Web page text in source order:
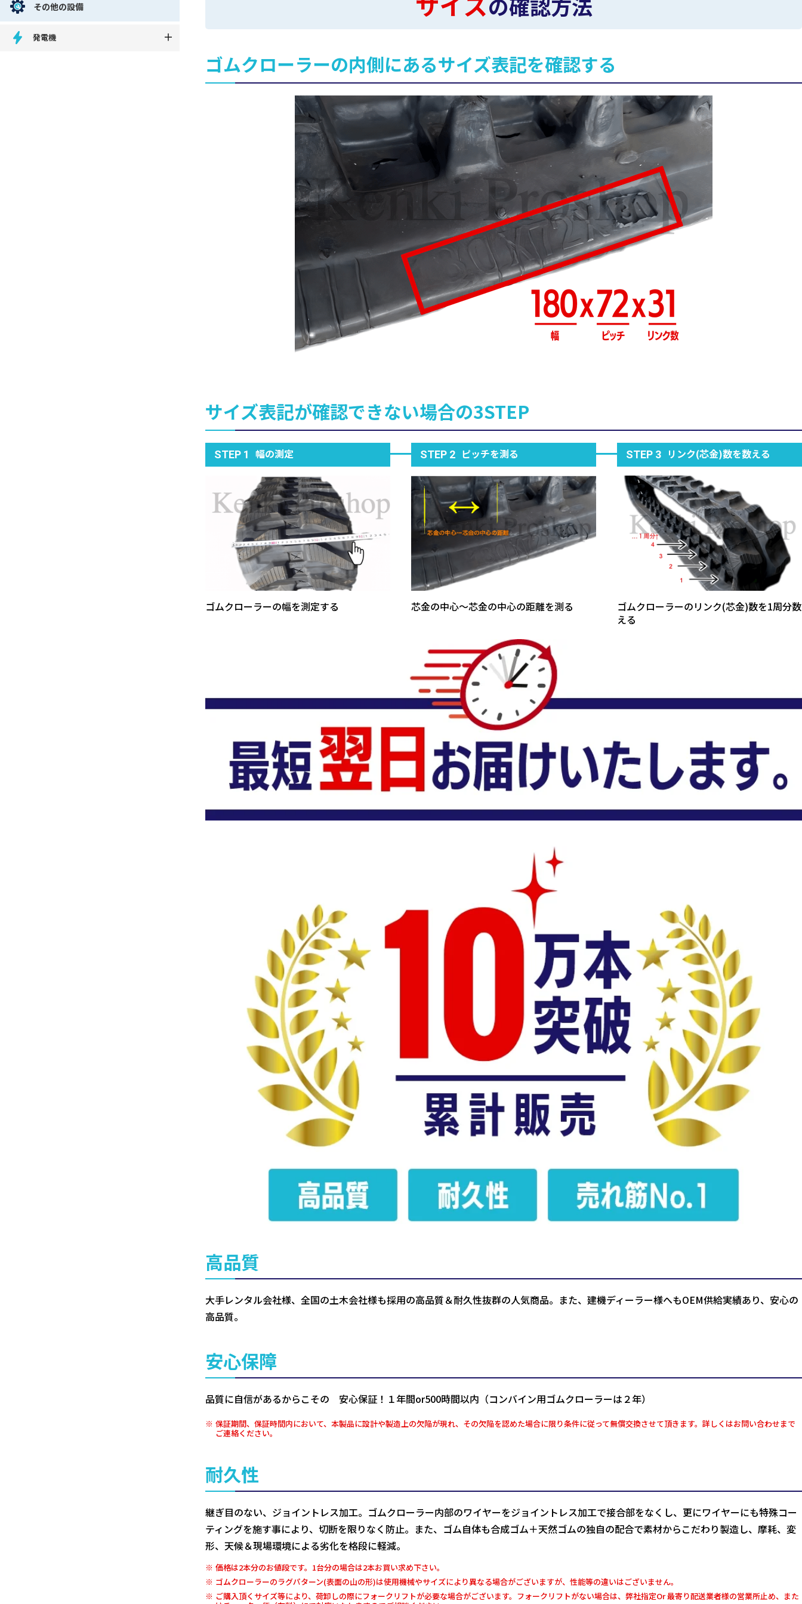
ゴムクローラーの内側にあるサイズ表記を確認する
サイズ表記が確認できない場合の3STEP
STEP 1 幅の測定
ゴムクローラーの幅を測定する
STEP 2 ピッチを測る
芯金の中心～芯金の中心の距離を測る
STEP 3 リンク(芯金)数を数える
ゴムクローラーのリンク(芯金)数を1周分数
える
高品質
大手レンタル会社様、全国の土木会社様も採用の高品質＆耐久性抜群の人気商品。また、建機ディーラー様へもOEM供給実績あり、安心の
高品質。
安心保障
品質に自信があるからこその 安心保証！１年間or500時間以内（コンバイン用ゴムクローラーは２年）
保証期間、保証時間内において、本製品に設計や製造上の欠陥が現れ、その欠陥を認めた場合に限り条件に従って無償交換させて頂きます。詳しくはお問い合わせまで
ご連絡ください。
耐久性
継ぎ目のない、ジョイントレス加工。ゴムクローラー内部のワイヤーをジョイントレス加工で接合部をなくし、更にワイヤーにも特殊コー
ティングを施す事により、切断を限りなく防止。また、ゴム自体も合成ゴム＋天然ゴムの独自の配合で素材からこだわり製造し、摩耗、変
形、天候＆現場環境による劣化を格段に軽減。
価格は2本分のお値段です。1台分の場合は2本お買い求め下さい。
ゴムクローラーのラグパターン(表面の山の形)は使用機械やサイズにより異なる場合がございますが、性能等の違いはございません。
ご購入頂くサイズ等により、荷卸しの際にフォークリフトが必要な場合がございます。フォークリフトがない場合は、弊社指定Or 最寄り配送業者様の営業所止め、また
その他の設備
発電機